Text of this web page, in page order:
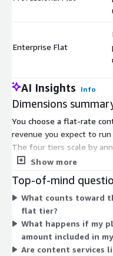
Enterprise Flat
AI Insights Info
Dimensions
You choose a flat-rate
revenue you expect to
The four tiers scale by
DMC) covers up to
covers up to 2 million
million Euro. Each tier is
expected annual booking
that fits your revenue.
Show more
Top-of-mind
What counts toward
flat tier?
What happens if my
amount included in
Are content services